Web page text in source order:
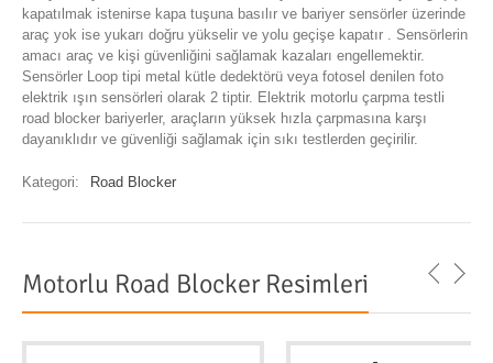
kapatılmak istenirse kapa tuşuna basılır ve bariyer sensörler üzerinde
araç yok ise yukarı doğru yükselir ve yolu geçişe kapatır . Sensörlerin
amacı araç ve kişi güvenliğini sağlamak kazaları engellemektir.
Sensörler Loop tipi metal kütle dedektörü veya fotosel denilen foto
elektrik ışın sensörleri olarak 2 tiptir. Elektrik motorlu çarpma testli
road blocker bariyerler, araçların yüksek hızla çarpmasına karşı
dayanıklıdır ve güvenliği sağlamak için sıkı testlerden geçirilir.
Kategori: Road Blocker
Motorlu Road Blocker Resimleri